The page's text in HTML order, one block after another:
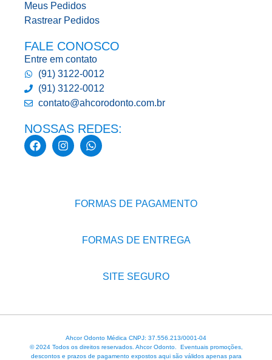
Meus Pedidos
Rastrear Pedidos
FALE CONOSCO
Entre em contato
(91) 3122-0012
(91) 3122-0012
contato@ahcorodonto.com.br
NOSSAS REDES:
FORMAS DE PAGAMENTO
FORMAS DE ENTREGA
SITE SEGURO
Ahcor Odonto Médica CNPJ: 37.556.213/0001-04
© 2024 Todos os direitos reservados. Ahcor Odonto. Eventuais promoções,
descontos e prazos de pagamento expostos aqui são válidos apenas para